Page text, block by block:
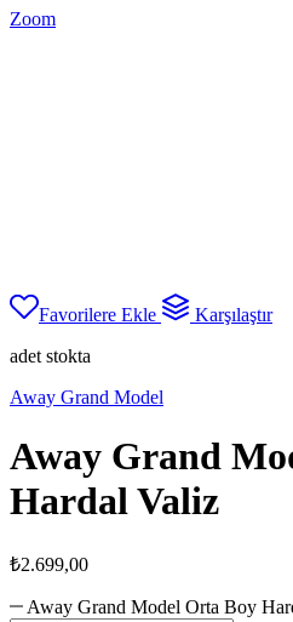
Zoom
Favorilere Ekle
Karşılaştır
adet stokta
Away Grand Model
Away Grand
Hardal Valiz
₺2.699,00
Away Grand Model Orta Boy